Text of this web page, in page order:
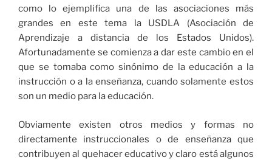
como lo ejemplifica una de las asociaciones más
grandes en este tema la USDLA (Asociación de
Aprendizaje a distancia de los Estados Unidos).
Afortunadamente se comienza a dar este cambio en el
que se tomaba como sinónimo de la educación a la
instrucción o a la enseñanza, cuando solamente estos
son un medio para la educación.
Obviamente existen otros medios y formas no
directamente instruccionales o de enseñanza que
contribuyen al quehacer educativo y claro está algunos